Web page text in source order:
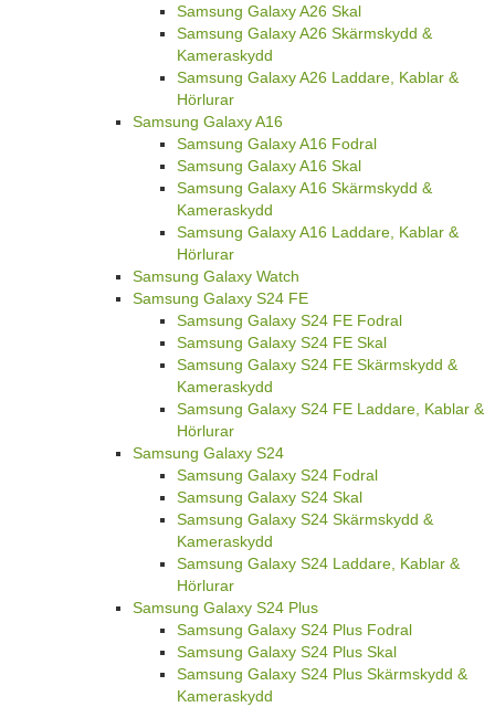
Samsung Galaxy A26 Skal
Samsung Galaxy A26 Skärmskydd &
Kameraskydd
Samsung Galaxy A26 Laddare, Kablar &
Hörlurar
Samsung Galaxy A16
Samsung Galaxy A16 Fodral
Samsung Galaxy A16 Skal
Samsung Galaxy A16 Skärmskydd &
Kameraskydd
Samsung Galaxy A16 Laddare, Kablar &
Hörlurar
Samsung Galaxy Watch
Samsung Galaxy S24 FE
Samsung Galaxy S24 FE Fodral
Samsung Galaxy S24 FE Skal
Samsung Galaxy S24 FE Skärmskydd &
Kameraskydd
Samsung Galaxy S24 FE Laddare, Kablar &
Hörlurar
Samsung Galaxy S24
Samsung Galaxy S24 Fodral
Samsung Galaxy S24 Skal
Samsung Galaxy S24 Skärmskydd &
Kameraskydd
Samsung Galaxy S24 Laddare, Kablar &
Hörlurar
Samsung Galaxy S24 Plus
Samsung Galaxy S24 Plus Fodral
Samsung Galaxy S24 Plus Skal
Samsung Galaxy S24 Plus Skärmskydd &
Kameraskydd